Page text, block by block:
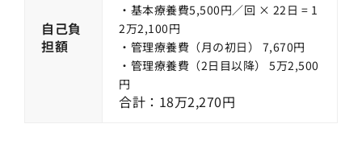
自己負
担額
・基本療養費5,500円／回 × 22日 = 1
2万2,100円
・管理療養費（月の初日） 7,670円
・管理療養費（2日目以降） 5万2,500
円
合計：18万2,270円